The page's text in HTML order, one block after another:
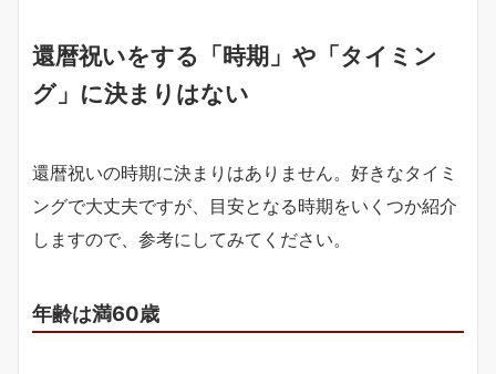
還暦祝いをする「時期」や「タイミン
グ」に決まりはない
還暦祝いの時期に決まりはありません。好きなタイミ
ングで大丈夫ですが、目安となる時期をいくつか紹介
しますので、参考にしてみてください。
年齢は満60歳